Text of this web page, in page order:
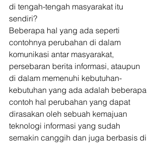
di tengah-tengah masyarakat itu
sendiri?
Beberapa hal yang ada seperti
contohnya perubahan di dalam
komunikasi antar masyarakat,
persebaran berita informasi, ataupun
di dalam memenuhi kebutuhan-
kebutuhan yang ada adalah beberapa
contoh hal perubahan yang dapat
dirasakan oleh sebuah kemajuan
teknologi informasi yang sudah
semakin canggih dan juga berbasis di